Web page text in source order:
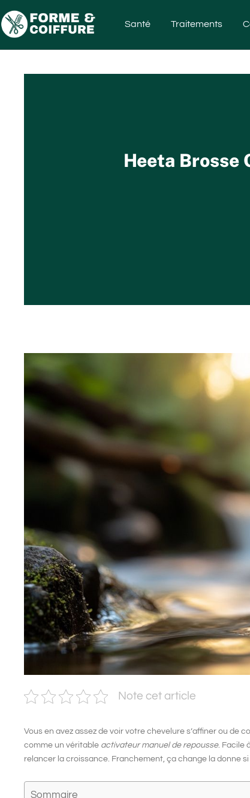
Santé Traitements
Heeta Brosse
Note cet article
Vous en avez assez de voir votre chevelure s’affiner ou de
comme un véritable activateur manuel de repousse. Facile
relancer la croissance. Franchement, ça change la donne
Sommaire